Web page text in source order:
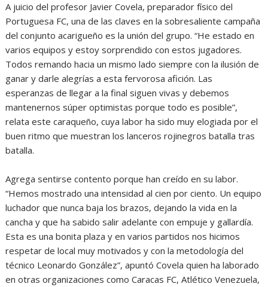
A juicio del profesor Javier Covela, preparador físico del
Portuguesa FC, una de las claves en la sobresaliente campaña
del conjunto acarigueño es la unión del grupo. “He estado en
varios equipos y estoy sorprendido con estos jugadores.
Todos remando hacia un mismo lado siempre con la ilusión de
ganar y darle alegrías a esta fervorosa afición. Las
esperanzas de llegar a la final siguen vivas y debemos
mantenernos súper optimistas porque todo es posible”,
relata este caraqueño, cuya labor ha sido muy elogiada por el
buen ritmo que muestran los lanceros rojinegros batalla tras
batalla.
Agrega sentirse contento porque han creído en su labor.
“Hemos mostrado una intensidad al cien por ciento. Un equipo
luchador que nunca baja los brazos, dejando la vida en la
cancha y que ha sabido salir adelante con empuje y gallardía.
Esta es una bonita plaza y en varios partidos nos hicimos
respetar de local muy motivados y con la metodología del
técnico Leonardo González”, apuntó Covela quien ha laborado
en otras organizaciones como Caracas FC, Atlético Venezuela,